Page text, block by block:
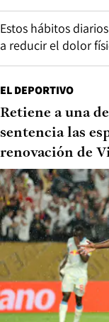
Estos hábitos
a reducir el dolor
EL DEPORTIVO
Retiene a una
sentencia las
renovación de